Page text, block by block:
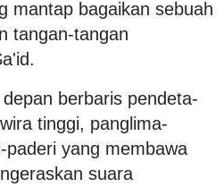
mantap bagaikan sebuah
tangan-tangan
berbaris pendeta-
tinggi, panglima-
paderi yang membawa
suara